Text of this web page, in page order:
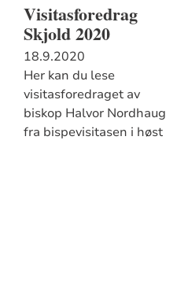
Visitasforedrag
Skjold 2020
18.9.2020
Her kan du lese
visitasforedraget av
biskop Halvor Nordhaug
fra bispevisitasen i høst